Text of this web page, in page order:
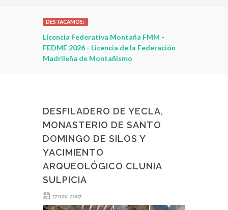
DESTACAMOS:
Licencia Federativa Montaña FMM -
FEDME 2026 - Licencia de la Federación
Madrileña de Montañismo
DESFILADERO DE YECLA,
MONASTERIO DE SANTO
DOMINGO DE SILOS Y
YACIMIENTO
ARQUEOLÓGICO CLUNIA
SULPICIA
17 nov. 2007